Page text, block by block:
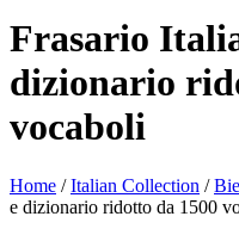
Frasario
dizionario
vocaboli
Home /Italian Collection /
e dizionario ridotto da 1500